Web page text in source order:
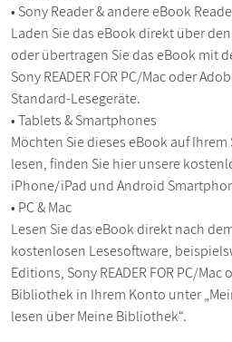
• Sony Reader & andere eBook
Laden Sie das eBook direkt über
oder übertragen Sie das eBook mit
Sony READER FOR PC/Mac oder
Standard-Lesegeräte.
• Tablets & Smartphones
Möchten Sie dieses eBook auf
lesen, finden Sie hier unsere
iPhone/iPad und Android
• PC & Mac
Lesen Sie das eBook direkt nach
kostenlosen Lesesoftware,
Editions, Sony READER FOR PC/
Bibliothek in Ihrem Konto unter
lesen über Meine Bibliothek“.